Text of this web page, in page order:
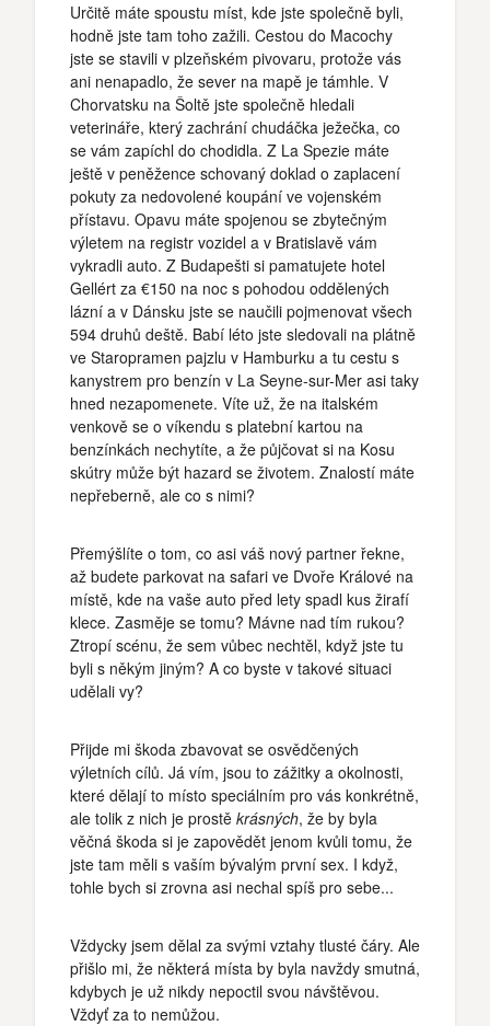
Určitě máte spoustu míst, kde jste společně byli,
hodně jste tam toho zažili. Cestou do Macochy
jste se stavili v plzeňském pivovaru, protože vás
ani nenapadlo, že sever na mapě je támhle. V
Chorvatsku na Šoltě jste společně hledali
veterináře, který zachrání chudáčka ježečka, co
se vám zapíchl do chodidla. Z La Spezie máte
ještě v peněžence schovaný doklad o zaplacení
pokuty za nedovolené koupání ve vojenském
přístavu. Opavu máte spojenou se zbytečným
výletem na registr vozidel a v Bratislavě vám
vykradli auto. Z Budapešti si pamatujete hotel
Gellért za €150 na noc s pohodou oddělených
lázní a v Dánsku jste se naučili pojmenovat všech
594 druhů deště. Babí léto jste sledovali na plátně
ve Staropramen pajzlu v Hamburku a tu cestu s
kanystrem pro benzín v La Seyne-sur-Mer asi taky
hned nezapomenete. Víte už, že na italském
venkově se o víkendu s platební kartou na
benzínkách nechytíte, a že půjčovat si na Kosu
skútry může být hazard se životem. Znalostí máte
nepřeberně, ale co s nimi?
Přemýšlíte o tom, co asi váš nový partner řekne,
až budete parkovat na safari ve Dvoře Králové na
místě, kde na vaše auto před lety spadl kus žirafí
klece. Zasměje se tomu? Mávne nad tím rukou?
Ztropí scénu, že sem vůbec nechtěl, když jste tu
byli s někým jiným? A co byste v takové situaci
udělali vy?
Přijde mi škoda zbavovat se osvědčených
výletních cílů. Já vím, jsou to zážitky a okolnosti,
které dělají to místo speciálním pro vás konkrétně,
ale tolik z nich je prostě krásných, že by byla
věčná škoda si je zapovědět jenom kvůli tomu, že
jste tam měli s vaším bývalým první sex. I když,
tohle bych si zrovna asi nechal spíš pro sebe...
Vždycky jsem dělal za svými vztahy tlusté čáry. Ale
přišlo mi, že některá místa by byla navždy smutná,
kdybych je už nikdy nepoctil svou návštěvou.
Vždyť za to nemůžou.